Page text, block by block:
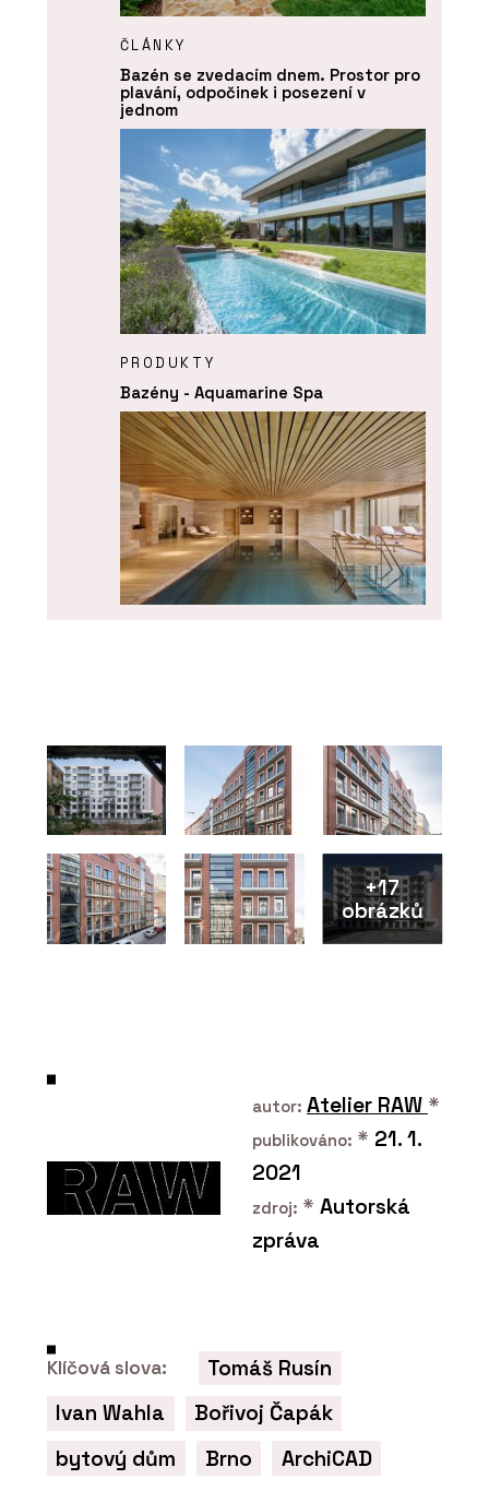
ČLÁNKY
Bazén se zvedacím dnem. Prostor pro
plavání, odpočinek i posezení v
jednom
PRODUKTY
Bazény - Aquamarine Spa
+17
obrázků
autor: Atelier RAW *
publikováno: * 21. 1.
2021
zdroj: * Autorská
zpráva
Klíčová slova:
Tomáš Rusín
Ivan Wahla
Bořivoj Čapák
bytový dům
Brno ArchiCAD